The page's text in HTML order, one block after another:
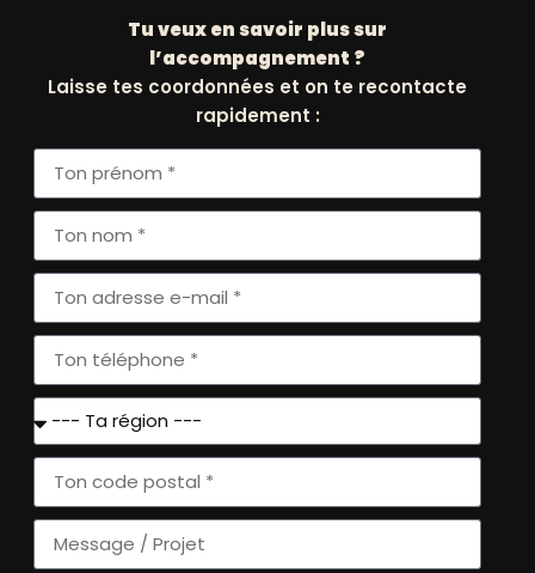
+
ACTUS
FAISSONS
CONNAISSANCE
GOUVERNANCE
MISSION ET IMPACT
NOS PARTENAIRES
Tu veux en savoir plus sur
l’accompagnement ?
Laisse tes coordonnées et on te recontacte
rapidement :